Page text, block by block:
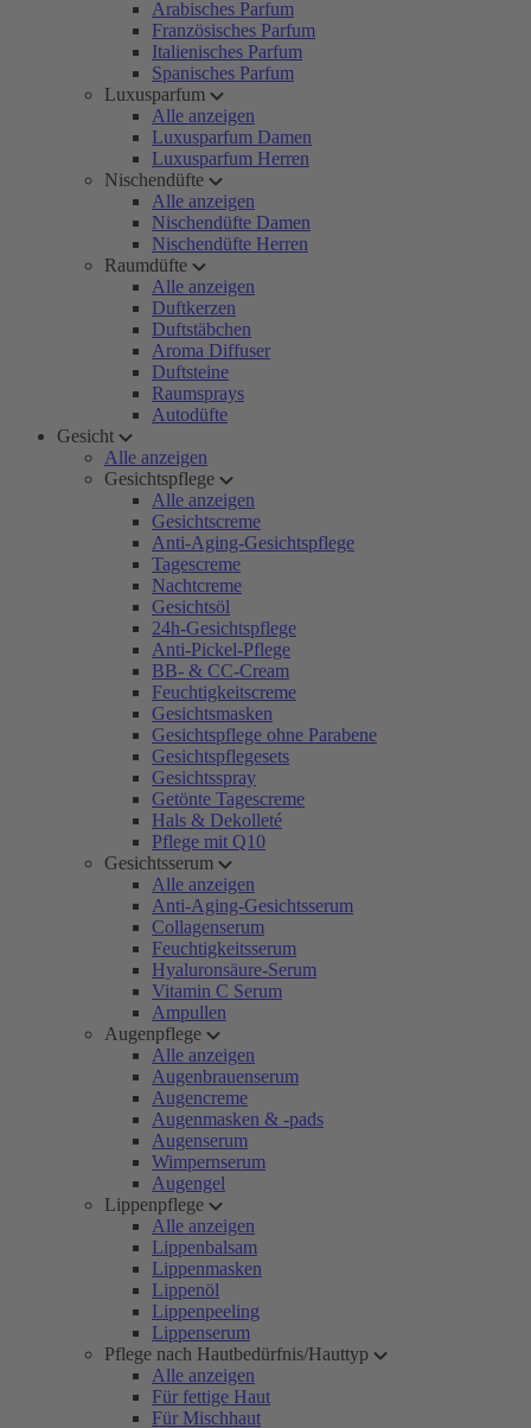
Arabisches Parfum
Französisches Parfum
Italienisches Parfum
Spanisches Parfum
Luxusparfum
Alle anzeigen
Luxusparfum Damen
Luxusparfum Herren
Nischendüfte
Alle anzeigen
Nischendüfte Damen
Nischendüfte Herren
Raumdüfte
Alle anzeigen
Duftkerzen
Duftstäbchen
Aroma Diffuser
Duftsteine
Raumsprays
Autodüfte
Gesicht
Alle anzeigen
Gesichtspflege
Alle anzeigen
Gesichtscreme
Anti-Aging-Gesichtspflege
Tagescreme
Nachtcreme
Gesichtsöl
24h-Gesichtspflege
Anti-Pickel-Pflege
BB- & CC-Cream
Feuchtigkeitscreme
Gesichtsmasken
Gesichtspflege ohne Parabene
Gesichtspflegesets
Gesichtsspray
Getönte Tagescreme
Hals & Dekolleté
Pflege mit Q10
Gesichtsserum
Alle anzeigen
Anti-Aging-Gesichtsserum
Collagenserum
Feuchtigkeitsserum
Hyaluronsäure-Serum
Vitamin C Serum
Ampullen
Augenpflege
Alle anzeigen
Augenbrauenserum
Augencreme
Augenmasken & -pads
Augenserum
Wimpernserum
Augengel
Lippenpflege
Alle anzeigen
Lippenbalsam
Lippenmasken
Lippenöl
Lippenpeeling
Lippenserum
Pflege nach Hautbedürfnis/Hauttyp
Alle anzeigen
Für fettige Haut
Für Mischhaut